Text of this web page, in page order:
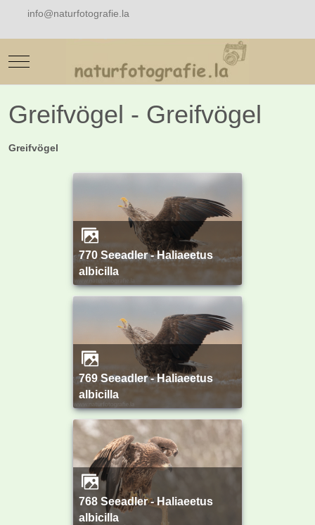
info@naturfotografie.la
Mobile Menu Toggle
Greifvögel - Greifvögel
Greifvögel
770 Seeadler - Haliaeetus
albicilla
769 Seeadler - Haliaeetus
albicilla
768 Seeadler - Haliaeetus
albicilla